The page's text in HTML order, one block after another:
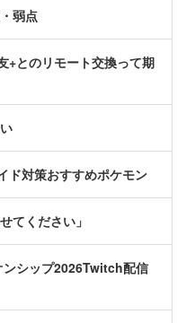
弱点
+とのリモート交換って期
ド対策おすすめポケモン
てください」
ンシップ2026Twitch配信